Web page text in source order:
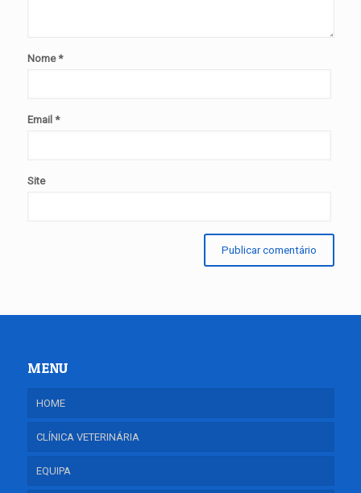
Nome*
Email *
Site
MENU
HOME
CLÍNICA VETERINÁRIA
EQUIPA